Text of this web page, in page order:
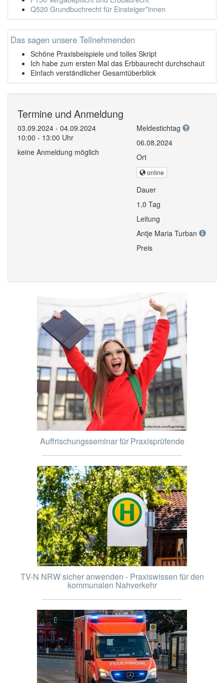
Q520 Grundbuchrecht für Einsteiger*innen
Das sagen unsere Teilnehmenden
Schöne Praxisbeispiele und tolles Skript
Ich habe zum ersten Mal das Erbbaurecht durchschaut
Einfach verständlicher Gesamtüberblick
Termine und Anmeldung
03.09.2024 - 04.09.2024
10:00 - 13:00 Uhr
keine Anmeldung möglich
Meldestichtag
06.08.2024
Ort
online
Dauer
1,0 Tag
Leitung
Antje Maria Turban
Preis
Auffrischungsseminar für Praxisprüfende
TV-N NRW sicher anwenden - Praxiswissen für den
kommunalen Nahverkehr